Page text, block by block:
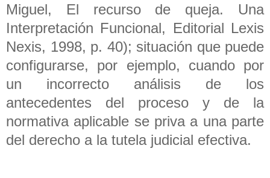
Miguel, El recurso de queja. Una
Interpretación Funcional, Editorial Lexis
Nexis, 1998, p. 40); situación que puede
configurarse, por ejemplo, cuando por
un incorrecto análisis de los
antecedentes del proceso y de la
normativa aplicable se priva a una parte
del derecho a la tutela judicial efectiva.